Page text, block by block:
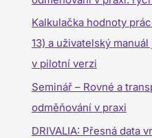
o
:
Kalkulačka hodnoty
13) a uživatelský
v pilotní verzi
Seminář – Rovné a
odměňování v praxi
DRIVALIA: Přesná data